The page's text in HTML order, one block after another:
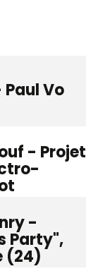
Vo
- Projet
-
Party",
(24)